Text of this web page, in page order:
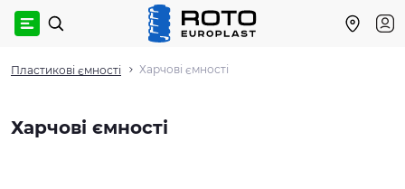
Пластикові ємності Харчові ємності
Харчові ємності